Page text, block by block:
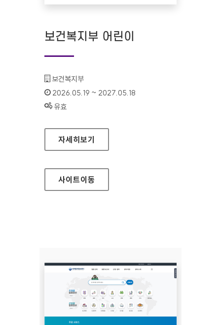
보건복지부 어린이
기관명 :
보건복지부
인증기간 :
2026.05.19 ~ 2027.05.18
상태 :
유효
보건복지부 어린이
자세히보기
사이트이동